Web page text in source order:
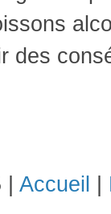
des
Accueil